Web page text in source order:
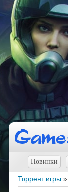
Новинки
Торрент игры »